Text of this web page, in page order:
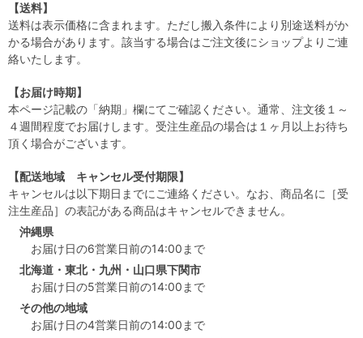
【送料】
送料は表示価格に含まれます。ただし搬入条件により別途送料がか
かる場合があります。該当する場合はご注文後にショップよりご連
絡いたします。
【お届け時期】
本ページ記載の「納期」欄にてご確認ください。通常、注文後１～
４週間程度でお届けします。受注生産品の場合は１ヶ月以上お待ち
頂く場合がございます。
【配送地域 キャンセル受付期限】
キャンセルは以下期日までにご連絡ください。なお、商品名に［受
注生産品］の表記がある商品はキャンセルできません。
沖縄県
お届け日の6営業日前の14:00まで
北海道・東北・九州・山口県下関市
お届け日の5営業日前の14:00まで
その他の地域
お届け日の4営業日前の14:00まで